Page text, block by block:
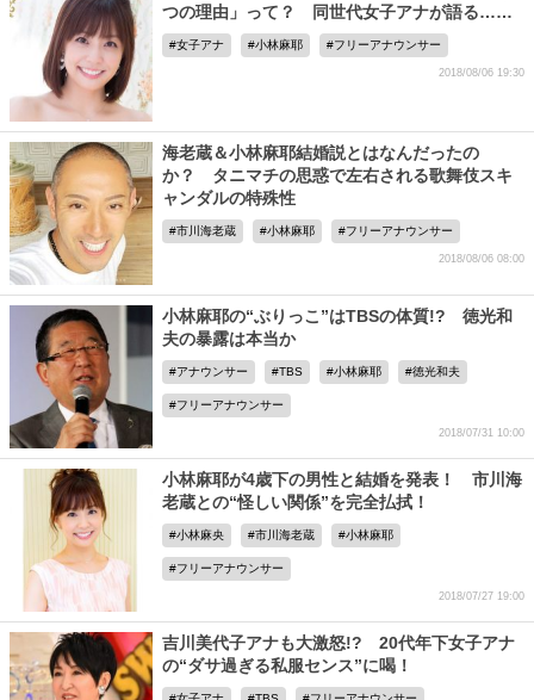
つの理由」って？ 同世代女子アナが語る……
女子アナ 小林麻耶 フリーアナウンサー
2018/08/06 19:30
海老蔵＆小林麻耶結婚説とはなんだったの
か？ タニマチの思惑で左右される歌舞伎スキ
ャンダルの特殊性
市川海老蔵 小林麻耶 フリーアナウンサー
2018/08/06 08:00
小林麻耶の“ぶりっこ”はTBSの体質!? 徳光和
夫の暴露は本当か
アナウンサー TBS 小林麻耶 徳光和夫
フリーアナウンサー
2018/07/31 10:00
小林麻耶が4歳下の男性と結婚を発表！ 市川海
老蔵との“怪しい関係”を完全払拭！
小林麻央 市川海老蔵 小林麻耶
フリーアナウンサー
2018/07/27 19:00
吉川美代子アナも大激怒!? 20代年下女子アナ
の“ダサ過ぎる私服センス”に喝！